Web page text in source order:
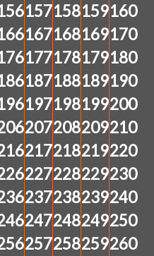
157158159160
167168169170
177178179180
187188189190
197198199200
207208209210
217218219220
227228229230
237238239240
247248249250
257258259260